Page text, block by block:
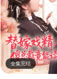
全集完结